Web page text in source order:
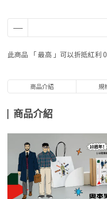
此商品 「 最高 」可以折抵紅利 0
商品介紹 規
商品介紹